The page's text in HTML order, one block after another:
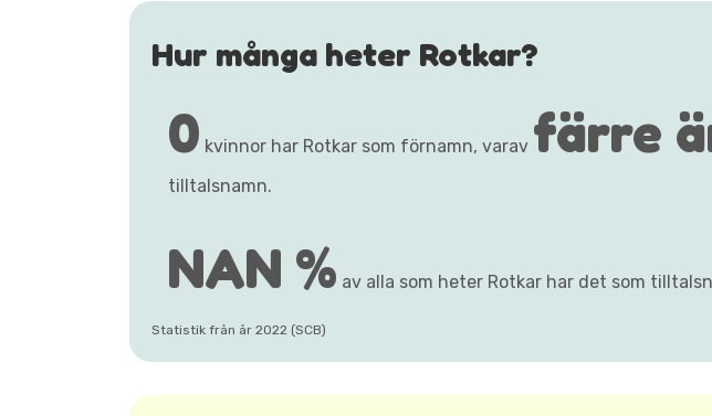
Hur många heter Rotkar?
0 kvinnor har Rotkar som förnamn, varav färre
tilltalsnamn.
NAN % av alla som heter Rotkar har det som
Statistik från år 2022 (SCB)